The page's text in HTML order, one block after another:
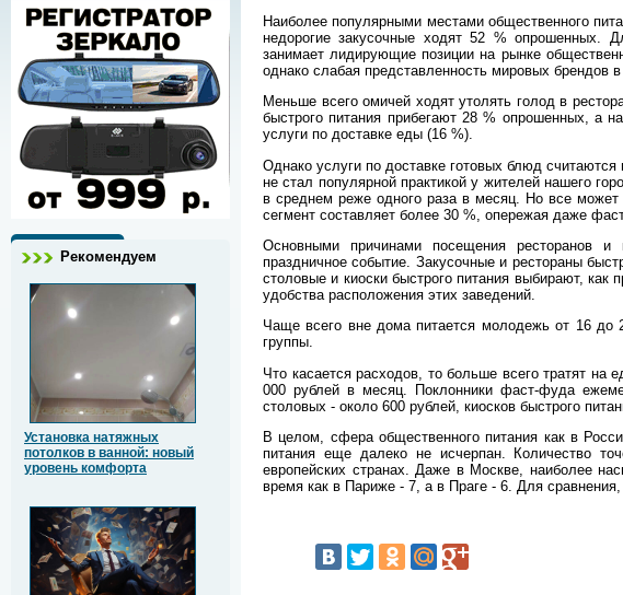
Рекомендуем
Установка натяжных
потолков в ванной: новый
уровень комфорта
Наиболее популярными местами общественного
недорогие закусочные ходят 52 % опрошенных.
занимает лидирующие позиции на рынке
однако слабая представленность мировых брендов
Меньше всего омичей ходят утолять голод в
быстрого питания прибегают 28 % опрошенных, а
услуги по доставке еды (16 %).
Однако услуги по доставке готовых блюд
не стал популярной практикой у жителей нашего
в среднем реже одного раза в месяц. Но все может
сегмент составляет более 30 %, опережая даже
Основными причинами посещения ресторанов
праздничное событие. Закусочные и рестораны
столовые и киоски быстрого питания выбирают, как
удобства расположения этих заведений.
Чаще всего вне дома питается молодежь от 16 до
группы.
Что касается расходов, то больше всего тратят на
000 рублей в месяц. Поклонники фаст-фуда
столовых - около 600 рублей, киосков быстрого
В целом, сфера общественного питания как в
питания еще далеко не исчерпан. Количество
европейских странах. Даже в Москве, наиболее
время как в Париже - 7, а в Праге - 6. Для